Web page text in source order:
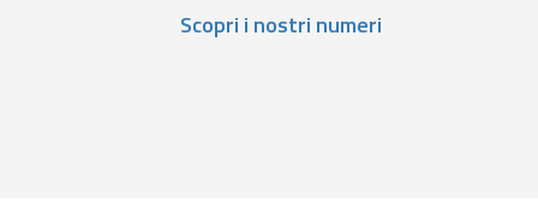
Scopri i nostri numeri